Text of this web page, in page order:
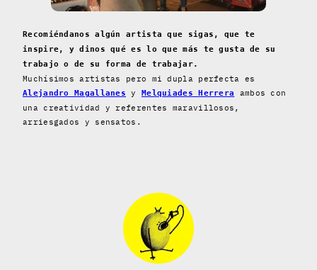
Recomiéndanos algún artista que sigas, que te
inspire, y dinos qué es lo que más te gusta de su
trabajo o de su forma de trabajar.
Muchísimos artistas pero mi dupla perfecta es
Alejandro Magallanes y Melquiades Herrera
ambos con
una creatividad y referentes maravillosos,
arriesgados y sensatos.